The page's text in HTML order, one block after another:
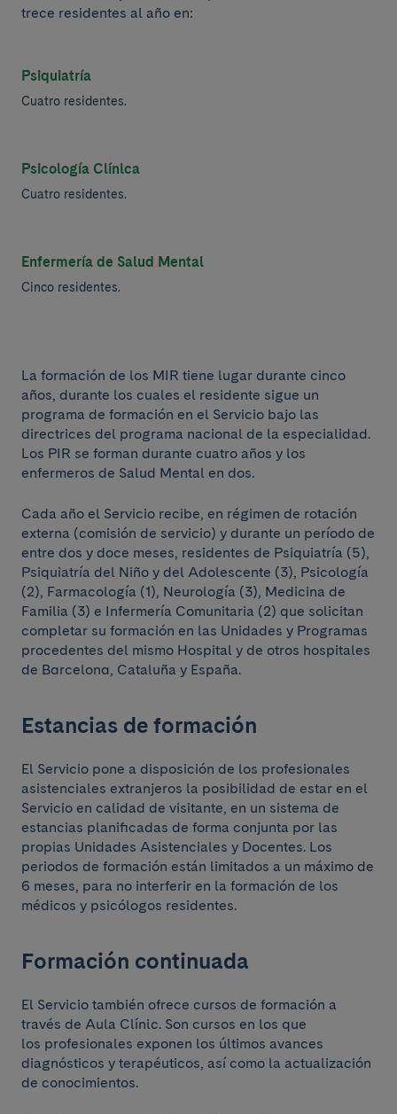
trece residentes al año en:
Psiquiatría
Cuatro residentes.
Psicología Clínica
Cuatro residentes.
Enfermería de Salud Mental
Cinco residentes.
La formación de los MIR tiene lugar durante cinco
años, durante los cuales el residente sigue un
programa de formación en el Servicio bajo las
directrices del programa nacional de la especialidad.
Los PIR se forman durante cuatro años y los
enfermeros de Salud Mental en dos.
Cada año el Servicio recibe, en régimen de rotación
externa (comisión de servicio) y durante un período de
entre dos y doce meses, residentes de Psiquiatría (5),
Psiquiatría del Niño y del Adolescente (3), Psicología
(2), Farmacología (1), Neurología (3), Medicina de
Familia (3) e Infermería Comunitaria (2) que solicitan
completar su formación en las Unidades y Programas
procedentes del mismo Hospital y de otros hospitales
de Barcelona, Cataluña y España.
Estancias de formación
El Servicio pone a disposición de los profesionales
asistenciales extranjeros la posibilidad de estar en el
Servicio en calidad de visitante, en un sistema de
estancias planificadas de forma conjunta por las
propias Unidades Asistenciales y Docentes. Los
periodos de formación están limitados a un máximo de
6 meses, para no interferir en la formación de los
médicos y psicólogos residentes.
Formación continuada
El Servicio también ofrece cursos de formación a
través de Aula Clínic. Son cursos en los que
los profesionales exponen los últimos avances
diagnósticos y terapéuticos, así como la actualización
de conocimientos.